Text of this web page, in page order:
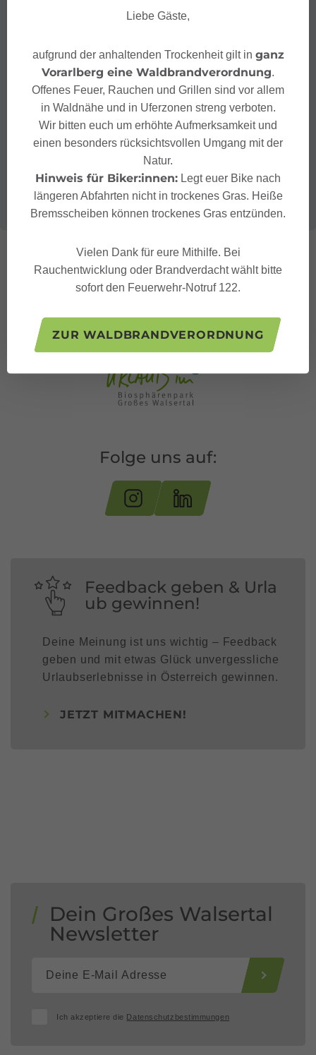
Folge uns auf:
Feedback geben & Urla
ub gewinnen!
Deine Meinung ist uns wichtig – Feedback
geben und mit etwas Glück unvergessliche
Urlaubserlebnisse in Österreich gewinnen.
JETZT MITMACHEN!
Dein Großes Walsertal
Newsletter
Ich akzeptiere die Datenschutzbestimmungen
Liebe Gäste,
aufgrund der anhaltenden Trockenheit gilt in ganz
Vorarlberg eine Waldbrandverordnung
Offenes Feuer, Rauchen und Grillen sind vor allem
in Waldnähe und in Uferzonen streng verboten.
Wir bitten euch um erhöhte Aufmerksamkeit und
einen besonders rücksichtsvollen Umgang mit der
Natur.
Hinweis für Biker:innen: Legt euer Bike nach
längeren Abfahrten nicht in trockenes Gras. Heiße
Bremsscheiben können trockenes Gras entzünden.
Vielen Dank für eure Mithilfe. Bei
Rauchentwicklung oder Brandverdacht wählt bitte
sofort den Feuerwehr-Notruf 122.
ZUR WALDBRANDVERORDNUNG